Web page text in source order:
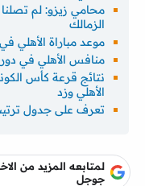
محامي زيزو: لم
الزمالك
موعد مباراة الأهلي في دور الـ32 من كأس
منافس الأهلي في دور الـ32 من كأس
الأهلي وزد
تعرف على جدول
لمتابعه المزيد من
جوجل